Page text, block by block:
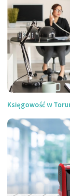
Księgowość w